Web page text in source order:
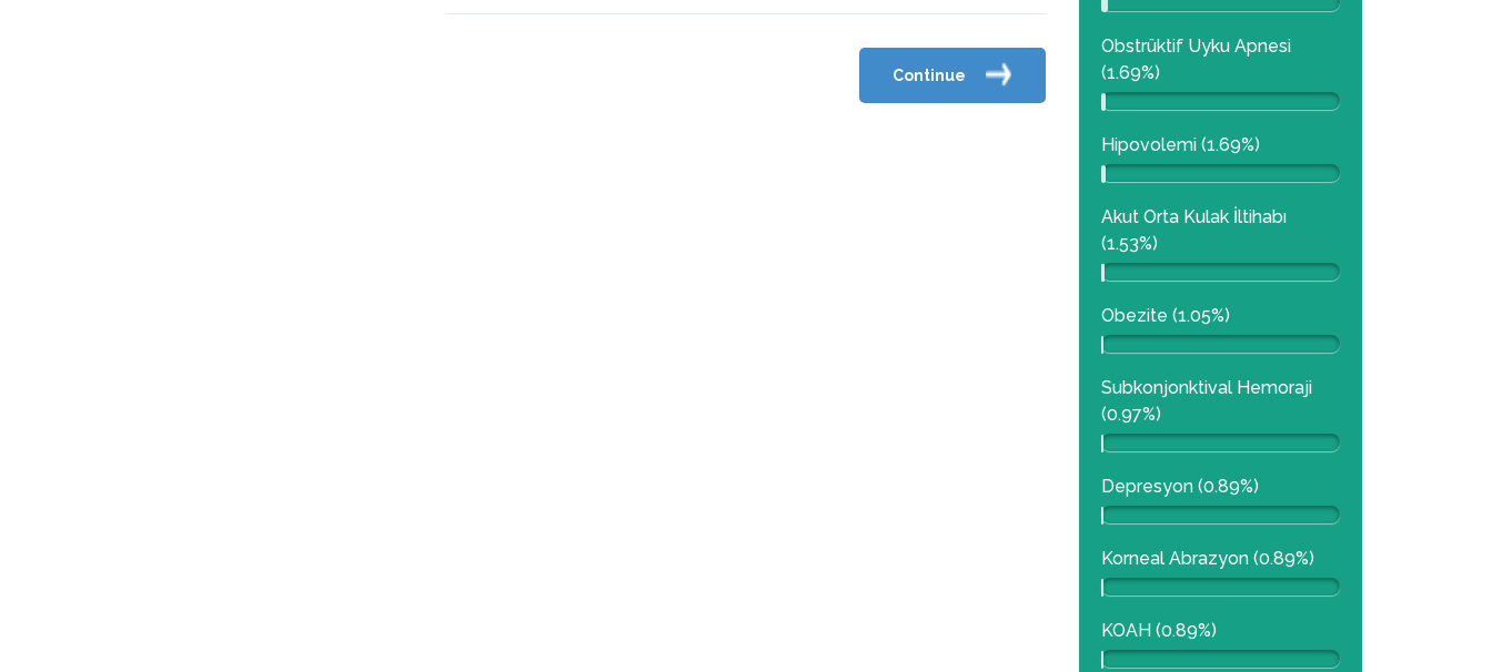
Continue
Obstrüktif Uyku Apnesi
(1.69%)
Hipovolemi (1.69%)
Akut Orta Kulak İltihabı
(1.53%)
Obezite (1.05%)
Subkonjonktival Hemoraji
(0.97%)
Depresyon (0.89%)
Korneal Abrazyon (0.89%)
KOAH (0.89%)